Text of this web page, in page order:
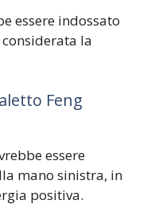
essere indossato
la
Feng
essere
mano sinistra, in
positiva.